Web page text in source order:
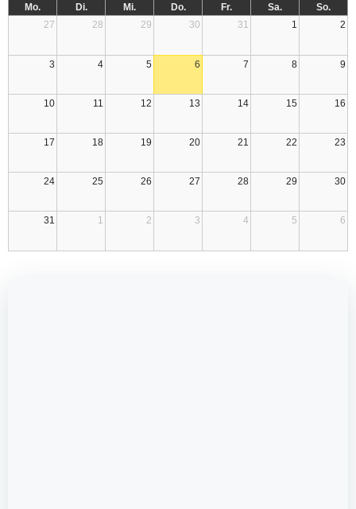
Mo. Di. Mi. Do. Fr. Sa.
So.
27
28 29 30 31 1 2
3 4 5 6 7 8 9
10 11 12 13 14 15 16
17 18 19 20 21 22 23
24 25 26 27 28 29 30
31 1 2 3 4 5 6